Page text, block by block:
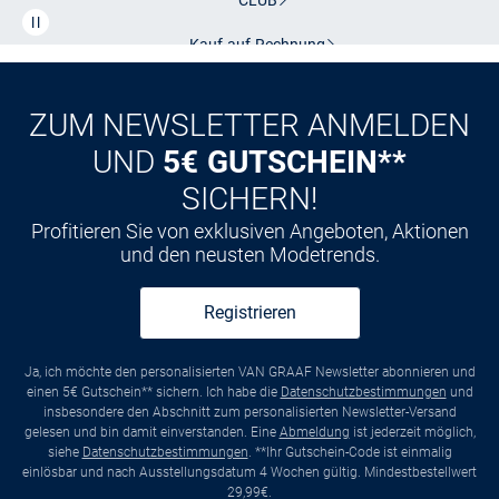
Kauf auf Rechnung
ZUM NEWSLETTER ANMELDEN
UND 5€ GUTSCHEIN**
SICHERN!
Profitieren Sie von exklusiven Angeboten, Aktionen
und den neusten Modetrends.
Registrieren
Ja, ich möchte den personalisierten VAN GRAAF Newsletter abonnieren und
einen 5€ Gutschein** sichern. Ich habe die Datenschutzbestimmungen und
insbesondere den Abschnitt zum personalisierten Newsletter-Versand
gelesen und bin damit einverstanden. Eine Abmeldung ist jederzeit möglich,
siehe Datenschutzbestimmungen . **Ihr Gutschein-Code ist einmalig
einlösbar und nach Ausstellungsdatum 4 Wochen gültig. Mindestbestellwert
29,99€.